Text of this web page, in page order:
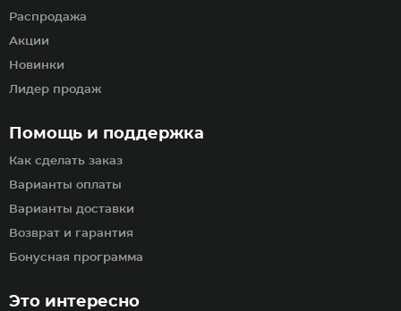
Помощь и поддержка
Как сделать заказ
Варианты оплаты
Варианты доставки
Возврат и гарантия
Бонусная программа
Распродажа
Акции
Новинки
Лидер продаж
Это интересно